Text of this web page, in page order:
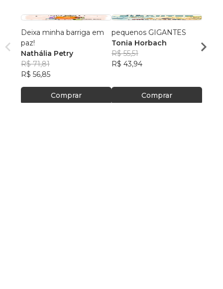
Deixa minha barriga em
paz!
Nathália Petry
R$ 71,81
R$ 56,85
Comprar
pequenos GIGANTES
Tonia Horbach
R$ 55,51
R$ 43,94
Comprar
R$